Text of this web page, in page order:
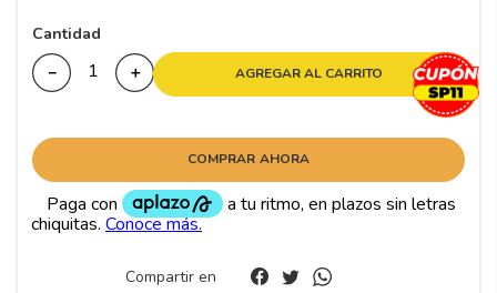
Cantidad
＋
－ AGREGAR AL CARRITO
COMPRAR AHORA
Compartir en